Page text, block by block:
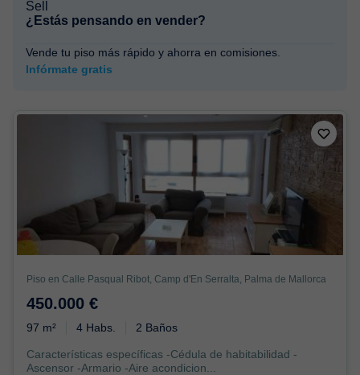
¿Estás pensando en vender?
Vende tu piso más rápido y ahorra en comisiones.
Infórmate gratis
Piso en Calle Pasqual Ribot, Camp d'En Serralta, Palma de Mallorca
450.000 €
97 m² 4 Habs. 2 Baños
Características específicas -Cédula de habitabilidad -
Ascensor -Armario -Aire acondicion...